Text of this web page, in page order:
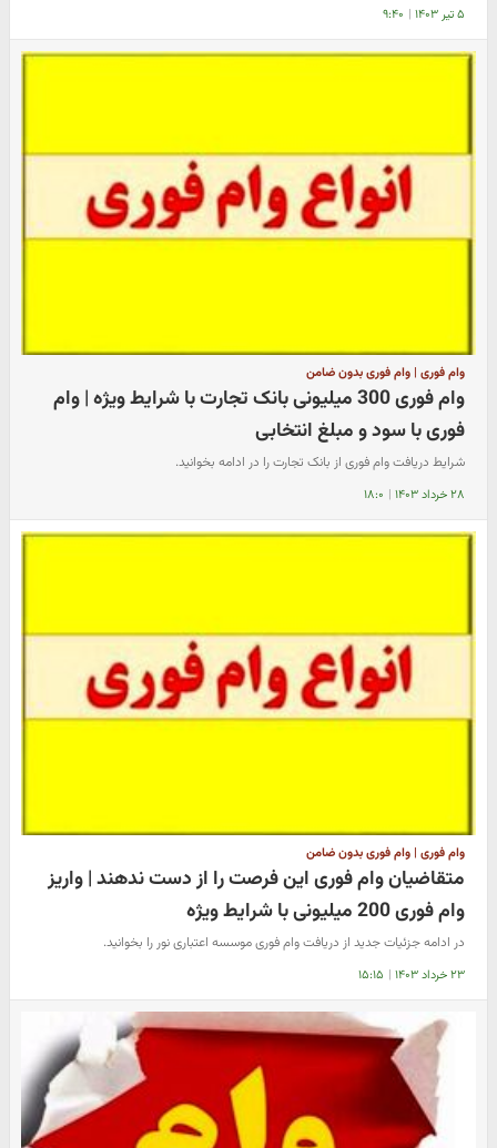
۵ تیر ۱۴۰۳ | ۹:۴۰
وام فوری | وام فوری بدون ضامن
وام فوری 300 میلیونی بانک تجارت با شرایط ویژه | وام
فوری با سود و مبلغ انتخابی
شرایط دریافت وام فوری از بانک تجارت را در ادامه بخوانید.
۲۸ خرداد ۱۴۰۳ | ۱۸:۰
وام فوری | وام فوری بدون ضامن
متقاضیان وام فوری این فرصت را از دست ندهند | واریز
وام فوری 200 میلیونی با شرایط ویژه
در ادامه جزئیات جدید از دریافت وام فوری موسسه اعتباری نور را بخوانید.
۲۳ خرداد ۱۴۰۳ | ۱۵:۱۵